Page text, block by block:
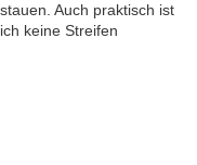
Auch praktisch ist
keine Streifen